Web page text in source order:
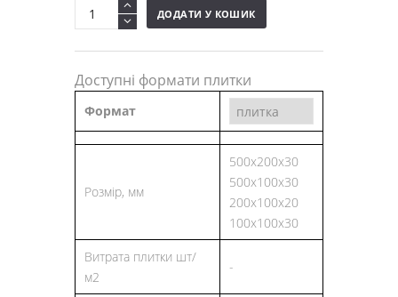
ДОДАТИ У КОШИК
Доступні формати плитки
Формат
Розмір, мм
500x200x30
500х100х30
200х100х20
100х100х30
Витрата плитки шт/
м2
-